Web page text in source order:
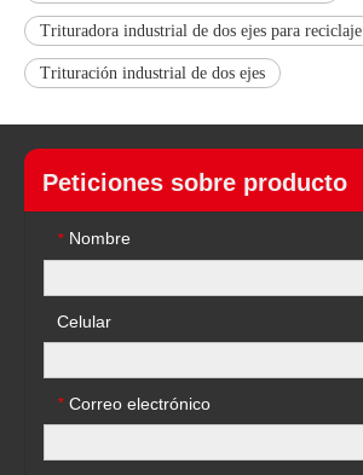
Trituradora industrial de dos ejes para reciclaje
Trituración industrial de dos ejes
Peticiones sobre producto
* Nombre
Celular
* Correo electrónico